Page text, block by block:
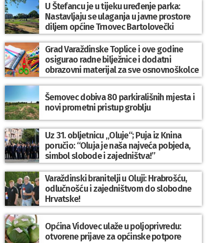
U Štefancu je u tijeku uređenje parka:
Nastavljaju se ulaganja u javne prostore
diljem općine Trnovec Bartolovečki
Grad Varaždinske Toplice i ove godine
osigurao radne bilježnice i dodatni
obrazovni materijal za sve osnovnoškolce
Šemovec dobiva 80 parkirališnih mjesta i
novi prometni pristup groblju
Uz 31. obljetnicu „Oluje“; Puja iz Knina
poručio: “Oluja je naša najveća pobjeda,
simbol slobode i zajedništva!”
Varaždinski branitelji u Oluji: Hrabrošću,
odlučnošću i zajedništvom do slobodne
Hrvatske!
Općina Vidovec ulaže u poljoprivredu:
otvorene prijave za općinske potpore